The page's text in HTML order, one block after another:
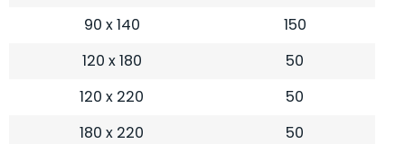
90 x 140
150
120 x 180
50
120 x 220
50
180 x 220
50